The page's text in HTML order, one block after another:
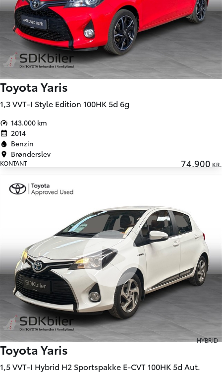
Toyota Yaris
1,3 VVT-I Style Edition 100HK 5d 6g
143.000 km
2014
Benzin
Brønderslev
KONTANT 74.900 KR.
HYBRID
Toyota Yaris
1,5 VVT-I Hybrid H2 Sportspakke E-CVT 100HK 5d Aut.